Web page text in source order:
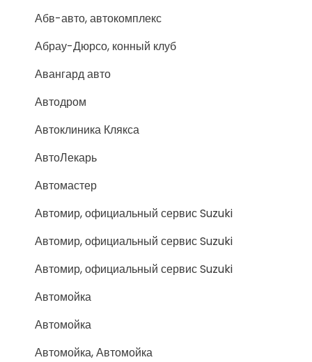
Абв-авто, автокомплекс
Абрау-Дюрсо, конный клуб
Авангард авто
Автодром
Автоклиника Клякса
АвтоЛекарь
Автомастер
Автомир, официальный сервис Suzuki
Автомир, официальный сервис Suzuki
Автомир, официальный сервис Suzuki
Автомойка
Автомойка
Автомойка, Автомойка